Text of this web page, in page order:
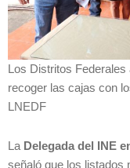
Los Distritos
recoger las cajas con
LNEDF
La Delegada del INE
señaló que los listados